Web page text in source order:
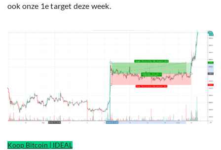
ook onze 1e target deze week.
Koop Bitcoin | IDEAL